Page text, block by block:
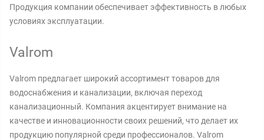
Продукция компании обеспечивает эффективность в любых
условиях эксплуатации.
Valrom
Valrom предлагает широкий ассортимент товаров для
водоснабжения и канализации, включая переход
канализационный. Компания акцентирует внимание на
качестве и инновационности своих решений, что делает их
продукцию популярной среди профессионалов. Valrom